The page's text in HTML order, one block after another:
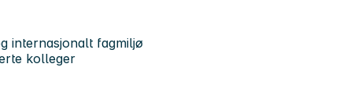
internasjonalt fagmiljø
kolleger